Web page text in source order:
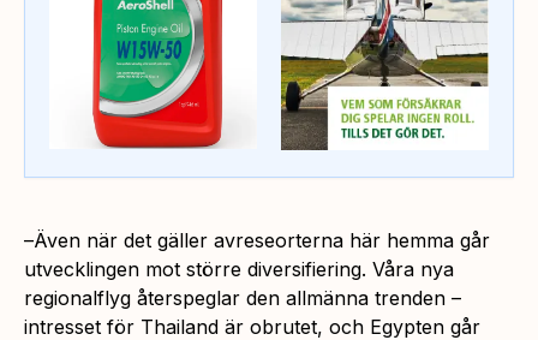
–Även när det gäller avreseorterna här hemma går
utvecklingen mot större diversifiering. Våra nya
regionalflyg återspeglar den allmänna trenden –
intresset för Thailand är obrutet, och Egypten går